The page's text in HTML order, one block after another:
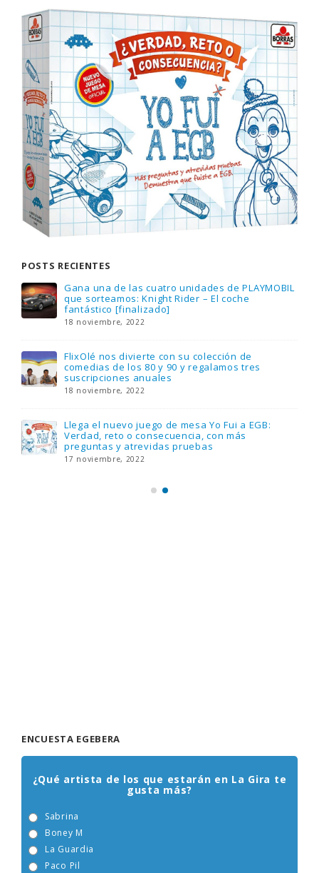
POSTS RECIENTES
Gana una de las cuatro unidades de PLAYMOBIL
que sorteamos: Knight Rider – El coche
fantástico [finalizado]
18 noviembre, 2022
FlixOlé nos divierte con su colección de
comedias de los 80 y 90 y regalamos tres
suscripciones anuales
18 noviembre, 2022
Llega el nuevo juego de mesa Yo Fui a EGB:
Verdad, reto o consecuencia, con más
preguntas y atrevidas pruebas
17 noviembre, 2022
ENCUESTA EGEBERA
¿Qué artista de los que estarán en La Gira te
gusta más?
Sabrina
Boney M
La Guardia
Paco Pil